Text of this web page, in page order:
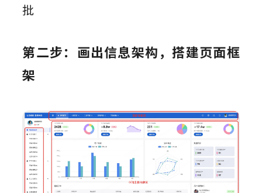
批
第二步：画出信息架构，搭建页面框
架